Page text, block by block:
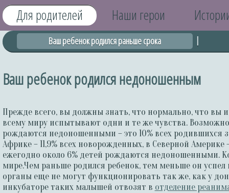
Для родителей Наши герои
Ваш ребенок родился раньше срока
Ваш ребенок родился недоношенным
Прежде всего, вы должны знать, что нормально, что вы
всему миру испытывают одни и те же чувства.
рождаются недоношенными – это 10% всех родившихся
Африке – 11,9% всех новорожденных, в Северной Америке
ежегодно около 6% детей рождаются недоношенными.
мире.Чем раньше родился ребенок, тем меньше он
органы еще не могут функционировать так же, как у
инкубаторе таких малышей отвозят в отделение